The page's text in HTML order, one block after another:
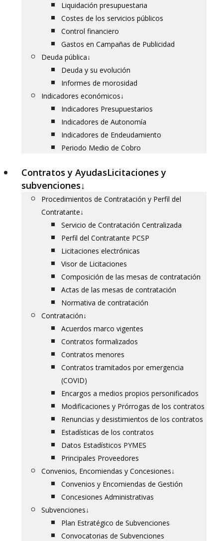
Liquidación presupuestaria
Costes de los servicios públicos
Control financiero
Gastos en Campañas de Publicidad
Deuda pública↓
Deuda y su evolución
Informes de morosidad
Indicadores económicos↓
Indicadores Presupuestarios
Indicadores de Autonomía
Indicadores de Endeudamiento
Periodo Medio de Cobro
Contratos y AyudasLicitaciones y
subvenciones↓
Procedimientos de Contratación y Perfil del
Contratante↓
Servicio de Contratación Centralizada
Perfil del Contratante PCSP
Licitaciones electrónicas
Visor de Licitaciones
Composición de las mesas de contratación
Actas de las mesas de contratación
Normativa de contratación
Contratación↓
Acuerdos marco vigentes
Contratos formalizados
Contratos menores
Contratos tramitados por emergencia
(COVID)
Encargos a medios propios personificados
Modificaciones y Prórrogas de los contratos
Renuncias y desistimientos de los contratos
Estadísticas de los contratos
Datos Estadísticos PYMES
Principales Proveedores
Convenios, Encomiendas y Concesiones↓
Convenios y Encomiendas de Gestión
Concesiones Administrativas
Subvenciones↓
Plan Estratégico de Subvenciones
Convocatorias de Subvenciones